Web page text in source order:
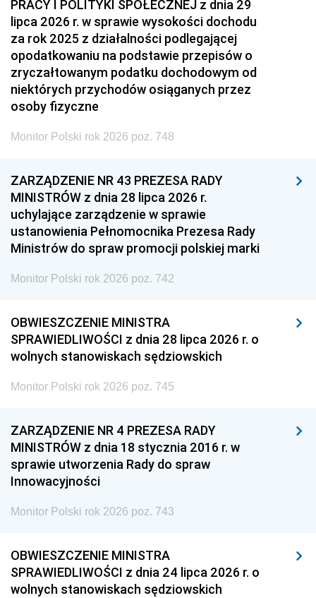
PRACY I POLITYKI SPOŁECZNEJ z dnia 29
lipca 2026 r. w sprawie wysokości dochodu
za rok 2025 z działalności podlegającej
opodatkowaniu na podstawie przepisów o
zryczałtowanym podatku dochodowym od
niektórych przychodów osiąganych przez
osoby fizyczne
Monitor Polski rok 2026 poz. 748
ZARZĄDZENIE NR 43 PREZESA RADY
MINISTRÓW z dnia 28 lipca 2026 r.
uchylające zarządzenie w sprawie
ustanowienia Pełnomocnika Prezesa Rady
Ministrów do spraw promocji polskiej marki
Monitor Polski rok 2026 poz. 742
OBWIESZCZENIE MINISTRA
SPRAWIEDLIWOŚCI z dnia 28 lipca 2026 r. o
wolnych stanowiskach sędziowskich
Monitor Polski rok 2026 poz. 745
ZARZĄDZENIE NR 4 PREZESA RADY
MINISTRÓW z dnia 18 stycznia 2016 r. w
sprawie utworzenia Rady do spraw
Innowacyjności
Monitor Polski rok 2026 poz. 743
OBWIESZCZENIE MINISTRA
SPRAWIEDLIWOŚCI z dnia 24 lipca 2026 r. o
wolnych stanowiskach sędziowskich